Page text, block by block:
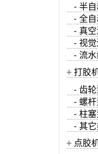
- 半
- 全
- 真
- 视
- 流
+ 打胶
- 齿
- 螺
- 柱
- 其
+ 点胶